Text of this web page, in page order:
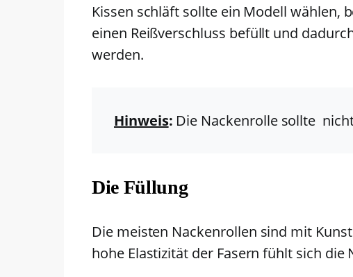
Kissen schläft sollte ein Modell wählen,
einen Reißverschluss befüllt und
werden.
Hinweis: Die Nackenrolle sollte
Die Füllung
Die meisten Nackenrollen sind mit
hohe Elastizität der Fasern fühlt sich